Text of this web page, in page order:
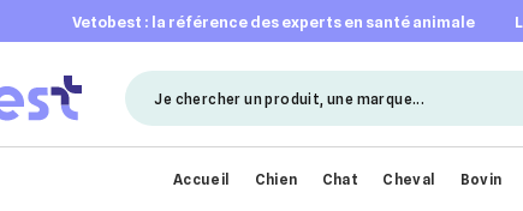
vetobest : la référence des experts en santé animale
Accueil Chien Chat Cheval Bovin